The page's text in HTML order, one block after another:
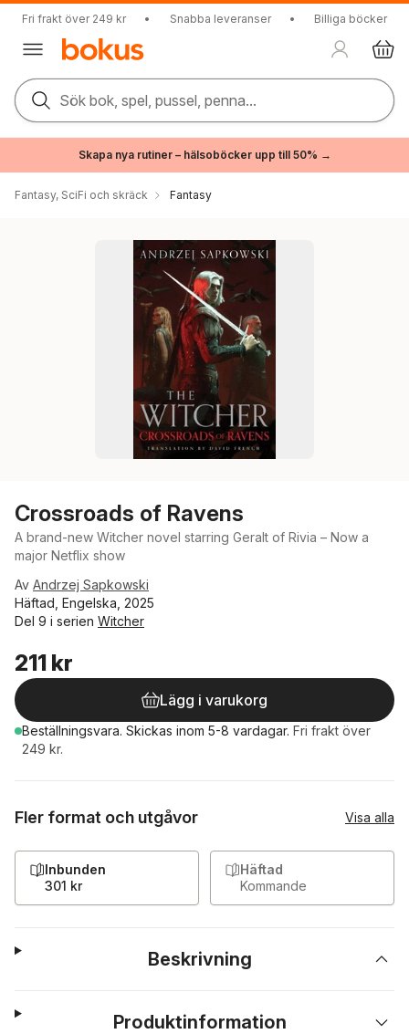
Fri frakt över 249 kr • Snabba leveranser • Billiga böcker
Sök bok, spel, pussel, penna...
Skapa nya rutiner – hälsoböcker upp till 50% →
Fantasy, SciFi och skräck Fantasy
Crossroads of Ravens
A brand-new Witcher novel starring Geralt of Rivia – Now a
major Netflix show
Av Andrzej Sapkowski
Häftad, Engelska, 2025
Del 9 i serien Witcher
211 kr
Lägg i varukorg
Beställningsvara. Skickas inom 5-8 vardagar. Fri frakt över
249 kr.
Fler format och utgåvor Visa alla
Inbunden
301 kr
Häftad
Kommande
Beskrivning
Produktinformation